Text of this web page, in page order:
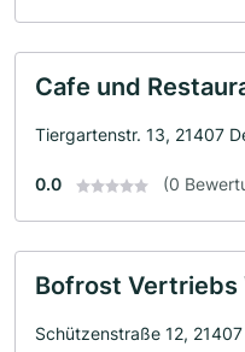
Cafe und
Tiergartenstr. 13, 21407
0.0 (0
Bofrost Vertriebs
Schützenstraße 12,